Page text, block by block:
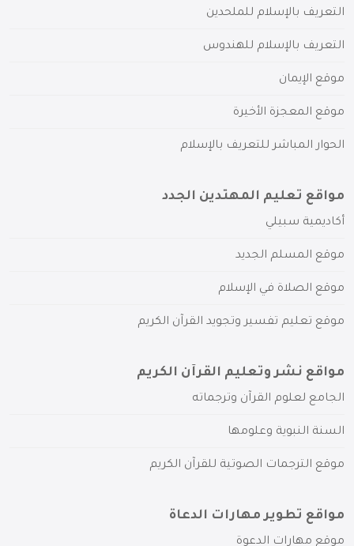
التعريف بالإسلام للملحدين
التعريف بالإسلام للهندوس
موقع الإيمان
موقع المعجزة الأخيرة
الحوار المباشر للتعريف بالإسلام
مواقع تعليم المهتدين الجدد
أكاديمية سبيلي
موقع المسلم الجديد
موقع الصلاة في الإسلام
موقع تعليم تفسير وتجويد القرآن الكريم
مواقع نشر وتعليم القرآن الكريم
الجامع لعلوم القرآن وترجماته
السنة النبوية وعلومها
موقع الترجمات الصوتية للقرآن الكريم
مواقع تطوير مهارات الدعاة
موقع مهارات الدعوة